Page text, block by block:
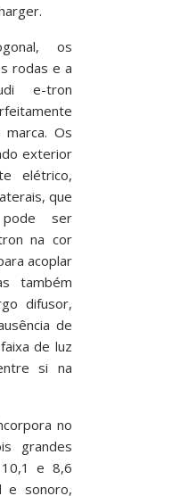
os
rodas e a
e-tron
Os
exterior
elétrico,
que
ser
na cor
acoplar
também
difusor,
de
de luz
si na
no
grandes
e 8,6
e sonoro,